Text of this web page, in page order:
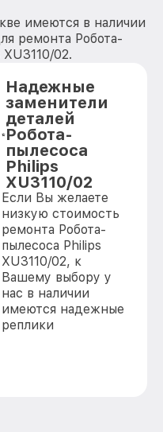
имеются в наличии
ремонта Робота-
02.
Надежные
заменители
деталей
Робота-
пылесоса
Philips
XU3110/02
Если Вы желаете
низкую стоимость
ремонта Робота-
пылесоса Philips
XU3110/02, к
Вашему выбору у
нас в наличии
имеются надежные
реплики